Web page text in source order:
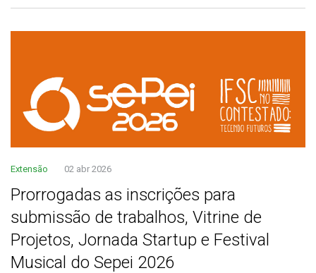
Extensão 02 abr 2026
Prorrogadas as inscrições para
submissão de trabalhos, Vitrine de
Projetos, Jornada Startup e Festival
Musical do Sepei 2026